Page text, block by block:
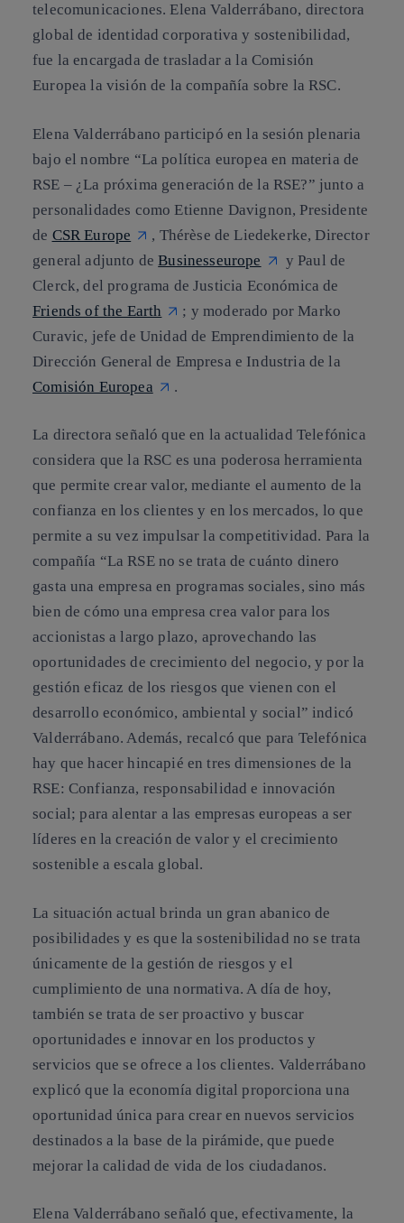
telecomunicaciones. Elena Valderrábano, directora
global de identidad corporativa y sostenibilidad,
fue la encargada de trasladar a la Comisión
Europea la visión de la compañía sobre la RSC.
Elena Valderrábano participó en la sesión plenaria
bajo el nombre “La política europea en materia de
RSE – ¿La próxima generación de la RSE?” junto a
personalidades como Etienne Davignon, Presidente
de CSR Europe
, Thérèse de Liedekerke, Director
general adjunto deBusinesseurope
y Paul de
Clerck, del programa de Justicia Económica de
Friends of the Earth
; y moderado por Marko
Curavic, jefe de Unidad de Emprendimiento de la
Dirección General de Empresa e Industria de la
Comisión Europea
.
La directora señaló que en la actualidad Telefónica
considera que la RSC es una poderosa herramienta
que permite crear valor, mediante el aumento de la
confianza en los clientes y en los mercados, lo que
permite a su vez impulsar la competitividad. Para la
compañía “La RSE no se trata de cuánto dinero
gasta una empresa en programas sociales, sino más
bien de cómo una empresa crea valor para los
accionistas a largo plazo, aprovechando las
oportunidades de crecimiento del negocio, y por la
gestión eficaz de los riesgos que vienen con el
desarrollo económico, ambiental y social” indicó
Valderrábano. Además, recalcó que para Telefónica
hay que hacer hincapié en tres dimensiones de la
RSE: Confianza, responsabilidad e innovación
social; para alentar a las empresas europeas a ser
líderes en la creación de valor y el crecimiento
sostenible a escala global.
La situación actual brinda un gran abanico de
posibilidades y es que la sostenibilidad no se trata
únicamente de la gestión de riesgos y el
cumplimiento de una normativa. A día de hoy,
también se trata de ser proactivo y buscar
oportunidades e innovar en los productos y
servicios que se ofrece a los clientes. Valderrábano
explicó que la economía digital proporciona una
oportunidad única para crear en nuevos servicios
destinados a la base de la pirámide, que puede
mejorar la calidad de vida de los ciudadanos.
Elena Valderrábano señaló que, efectivamente, la